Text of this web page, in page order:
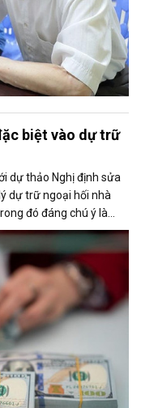
biệt vào dự trữ
dự thảo Nghị định sửa
dự trữ ngoại hối nhà
đó đáng chú ý là
Tiền tệ Quốc tế
quốc gia.